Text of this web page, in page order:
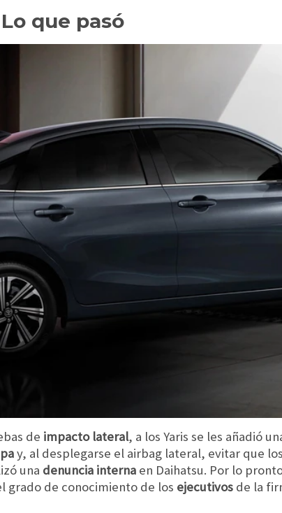
que pasó
de impacto lateral, a los Yaris se les añadió
y, al desplegarse el airbag lateral, evitar que
una denuncia interna en Daihatsu. Por lo
grado de conocimiento de los ejecutivos de la